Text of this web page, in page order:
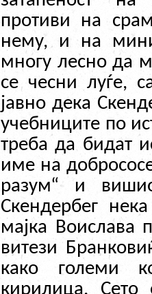
противи на
нему, и на
многу лесно да
се чесни луѓе,
јавно дека
учебниците по
треба да бидат
име на
разум“ и
Скендербег
мајка Воислава
витези
како големи
кирилица. Сето